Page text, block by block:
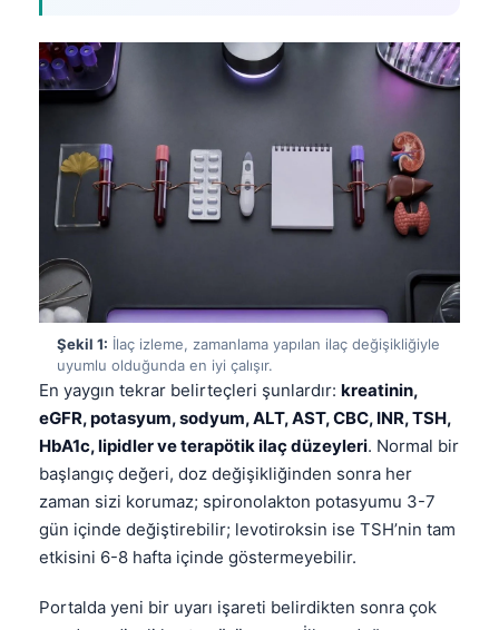
Şekil 1: İlaç izleme, zamanlama yapılan ilaç değişikliğiyle
uyumlu olduğunda en iyi çalışır.
En yaygın tekrar belirteçleri şunlardır: kreatinin,
eGFR, potasyum, sodyum, ALT, AST, CBC, INR, TSH,
HbA1c, lipidler ve terapötik ilaç düzeyleri. Normal bir
başlangıç değeri, doz değişikliğinden sonra her
zaman sizi korumaz; spironolakton potasyumu 3-7
gün içinde değiştirebilir; levotiroksin ise TSH’nin tam
etkisini 6-8 hafta içinde göstermeyebilir.
Portalda yeni bir uyarı işareti belirdikten sonra çok